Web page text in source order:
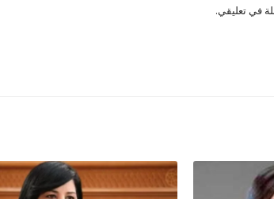
في تعليقي.